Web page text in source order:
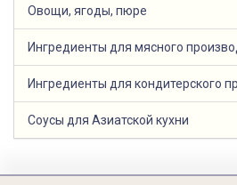
Овощи, ягоды, пюре
Ингредиенты для мясного
Ингредиенты для кондитерского
Соусы для Азиатской кухни